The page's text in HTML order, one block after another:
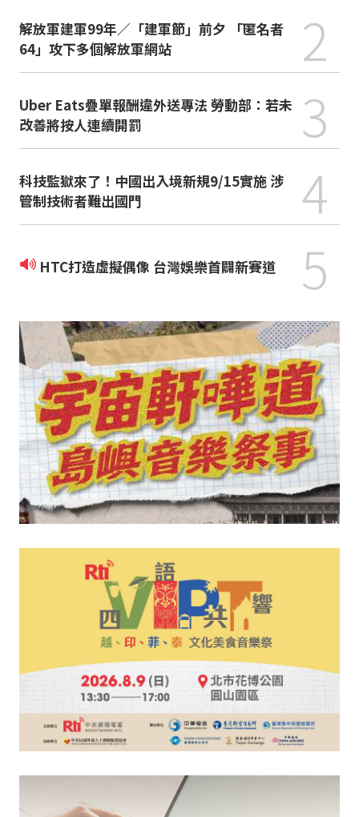
解放軍建軍99年／「建軍節」前夕 「匿名者
64」攻下多個解放軍網站
2
Uber Eats疊單報酬違外送專法 勞動部：若未
改善將按人連續開罰
3
科技監獄來了！中國出入境新規9/15實施 涉
管制技術者難出國門
4
HTC打造虛擬偶像 台灣娛樂首闢新賽道 5